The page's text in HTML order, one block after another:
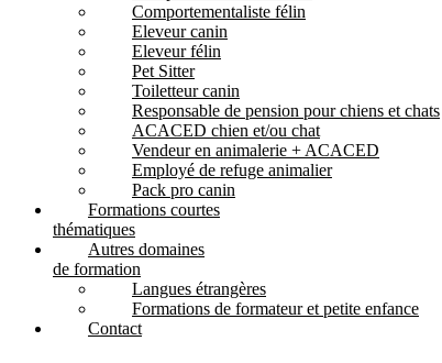
Comportementaliste félin
Eleveur canin
Eleveur félin
Pet Sitter
Toiletteur canin
Responsable de pension pour chiens et chats
ACACED chien et/ou chat
Vendeur en animalerie + ACACED
Employé de refuge animalier
Pack pro canin
Formations courtes
thématiques
Autres domaines
de formation
Langues étrangères
Formations de formateur et petite enfance
Contact